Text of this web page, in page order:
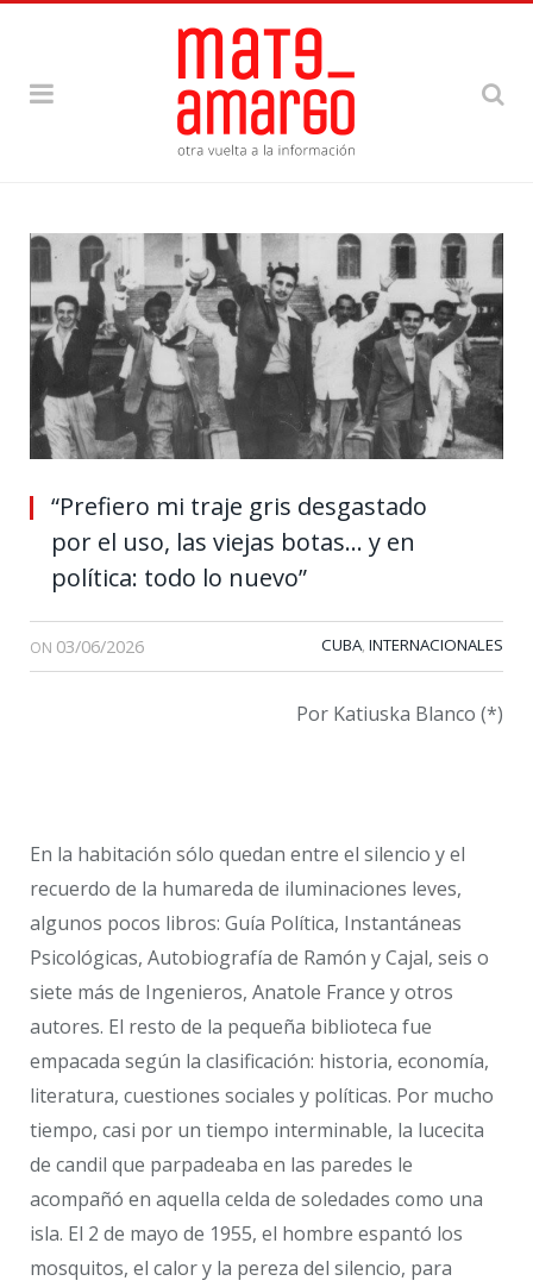
“Prefiero mi traje gris desgastado
por el uso, las viejas botas… y en
política: todo lo nuevo”
ON 03/06/2026 CUBA, INTERNACIONALES
Por Katiuska Blanco (*)
En la habitación sólo quedan entre el silencio y el
recuerdo de la humareda de iluminaciones leves,
algunos pocos libros: Guía Política, Instantáneas
Psicológicas, Autobiografía de Ramón y Cajal, seis o
siete más de Ingenieros, Anatole France y otros
autores. El resto de la pequeña biblioteca fue
empacada según la clasificación: historia, economía,
literatura, cuestiones sociales y políticas. Por mucho
tiempo, casi por un tiempo interminable, la lucecita
de candil que parpadeaba en las paredes le
acompañó en aquella celda de soledades como una
isla. El 2 de mayo de 1955, el hombre espantó los
mosquitos, el calor y la pereza del silencio, para